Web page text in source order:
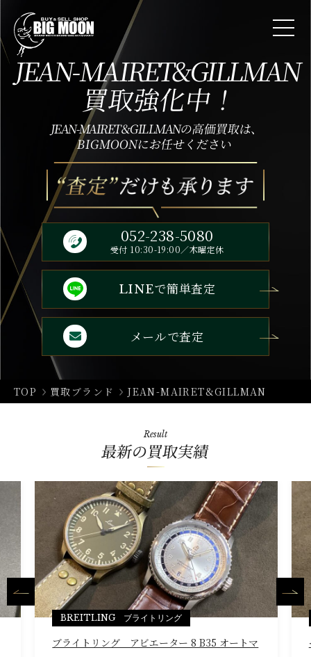
JEAN-MAIRET&GILLMAN
買取強化中！
JEAN-MAIRET&GILLMANの高価買取は、
BIGMOONにお任せください
052-238-5080
受付 10:30-19:00／木曜定休
LINEで簡単査定
メールで査定
TOP 買取ブランド JEAN-MAIRET&GILLMAN
Result
最新の買取実績
BREITLING ブライトリング
ブライトリング アビエーター 8 B35 オートマ